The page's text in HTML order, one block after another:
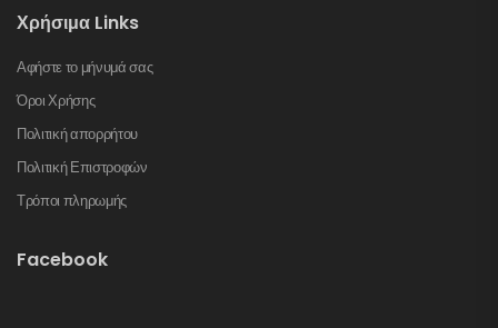
Χρήσιμα Links
Αφήστε το μήνυμά σας
Όροι Χρήσης
Πολιτική απορρήτου
Πολιτική Επιστροφών
Τρόποι πληρωμής
Facebook